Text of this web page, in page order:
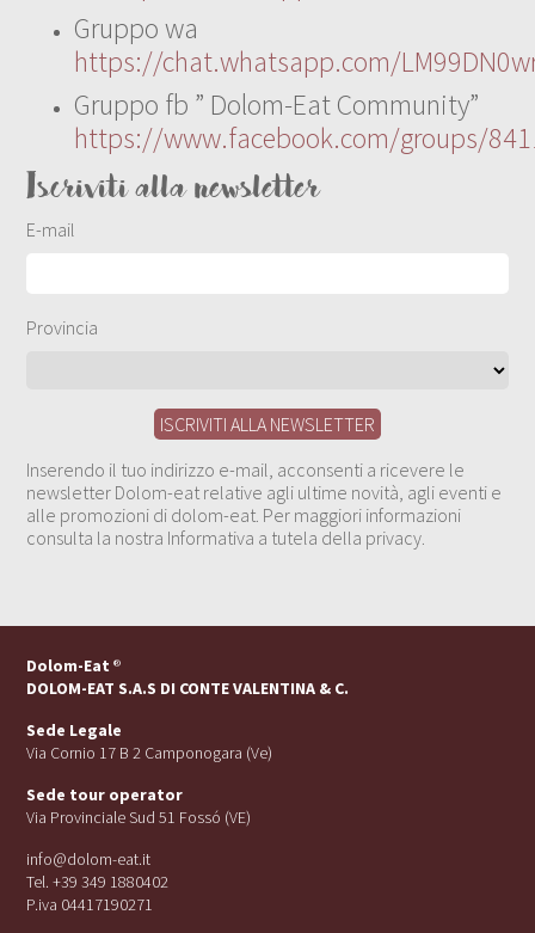
Gruppo wa
https://chat.whatsapp.com/
Gruppo fb ” Dolom-Eat Community”
https://www.facebook.com/groups/
Iscriviti alla newsletter
E-mail
Provincia
Inserendo il tuo indirizzo e-mail, acconsenti a ricevere le
newsletter Dolom-eat relative agli ultime novità, agli eventi e
alle promozioni di dolom-eat. Per maggiori informazioni
consulta la nostra Informativa a tutela della privacy.
Dolom-Eat ®
DOLOM-EAT S.A.S DI CONTE VALENTINA & C.
Sede Legale
Via Cornio 17 B 2 Camponogara (Ve)
Sede tour operator
Via Provinciale Sud 51 Fossó (VE)
info@dolom-eat.it
Tel. +39 349 1880402
P.iva 04417190271